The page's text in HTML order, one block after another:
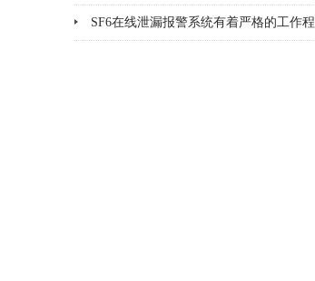
品检漏?
SF6在线泄漏报警系统有着严格的工作程